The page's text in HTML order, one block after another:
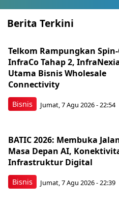
Berita Terkini
Bisnis
Telkom Rampungkan
InfraCo Tahap 2,
Utama Bisnis Wholesale
Connectivity
Jumat, 7 Agu 2026 - 22:54
Bisnis
BATIC 2026: Membuka
Masa Depan AI,
Infrastruktur Digital
Jumat, 7 Agu 2026 - 22:39